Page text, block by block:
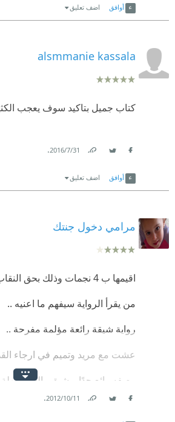
أوافق اضف تعليق
alsmmanie kassala
كتاب جميل بتاكيد سوف يعجب
31‏/7‏/2016
.
أوافق اضف تعليق
مرامي دخول جنتك
اقيمها ب 4 نجمات وذلك بحق النقاب والحجاب ..!!
من يقرأ الرواية سيفهم ما اعنيه ..
رواية شيقة رائعة مؤلمة مفرحة ..
عشت مع مريد وتميم في ارجاء
وصفه رائع جدًا, وشيق , اللغه
11‏/10‏/2012
.